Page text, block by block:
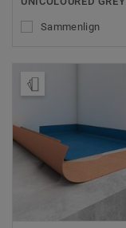
Sammenlign